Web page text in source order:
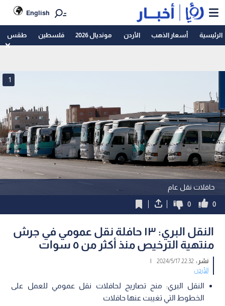
English
الرئيسية أسعار الذهب الأردن مونديال 2026 فلسطين طقس
حافلات نقل عام
1
0
0
النقل البري: ١٣ حافلة نقل عمومي في جرش
منتهية الترخيص منذ أكثر من ٥ سوات
نشر :22:32 2024/5/17
|
الأردن
النقل البري: منح تصاريح لحافلات نقل عمومي للعمل على
الخطوط التي تغيبت عنها حافلات